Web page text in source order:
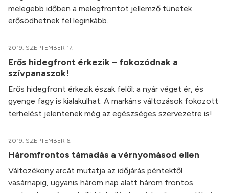
melegebb időben a melegfrontot jellemző tünetek
erősödhetnek fel leginkább.
2019. SZEPTEMBER 17.
Erős hidegfront érkezik – fokozódnak a
szívpanaszok!
Erős hidegfront érkezik észak felől: a nyár véget ér, és
gyenge fagy is kialakulhat. A markáns változások fokozott
terhelést jelentenek még az egészséges szervezetre is!
2019. SZEPTEMBER 6.
Háromfrontos támadás a vérnyomásod ellen
Változékony arcát mutatja az időjárás péntektől
vasárnapig, ugyanis három nap alatt három frontos